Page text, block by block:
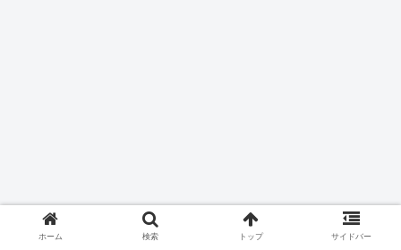
ホーム 検索 トップ サイドバー